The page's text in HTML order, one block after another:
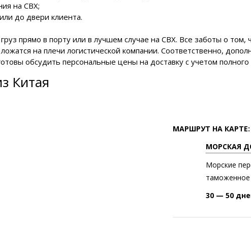
на СВХ;
до двери клиента.
прямо в порту или в лучшем случае на СВХ. Все заботы о том,
на плечи логистической компании. Соответственно,
обсудить персональные цены на доставку с учетом
Китая
МАРШРУТ НА КАРТЕ:
МОРСКАЯ
Морские
30 — 50